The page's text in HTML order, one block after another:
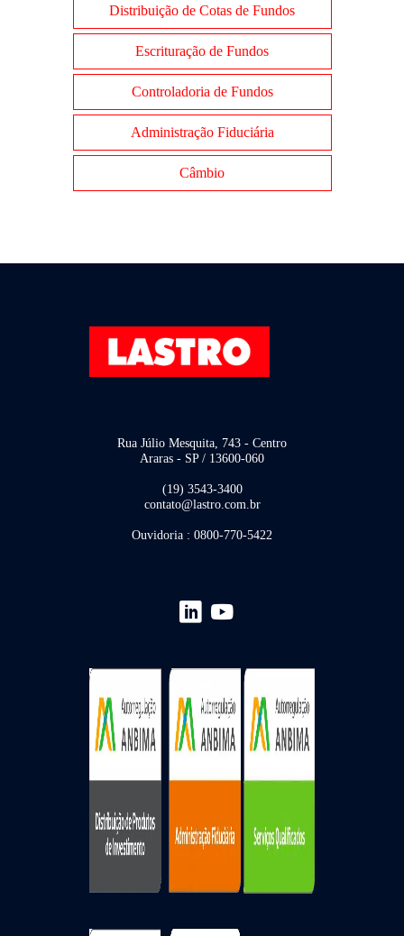
Distribuição de Cotas de Fundos
Escrituração de Fundos
Controladoria de Fundos
Administração Fiduciária
Câmbio
Rua Júlio Mesquita, 743 - Centro
Araras - SP / 13600-060
(19) 3543-3400
contato@lastro.com.br
Ouvidoria : 0800-770-5422